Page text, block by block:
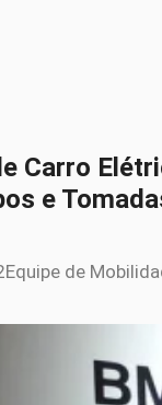
Carro
e
Equipe de